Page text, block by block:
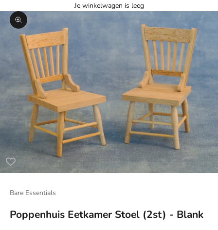
Je winkelwagen is leeg
In-/uitzoomen
Bare Essentials
Poppenhuis Eetkamer Stoel (2st) - Blank